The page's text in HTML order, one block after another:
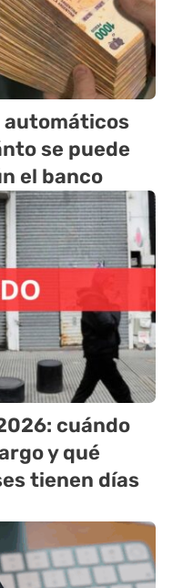
automáticos
se puede
el banco
cuándo
y qué
tienen días